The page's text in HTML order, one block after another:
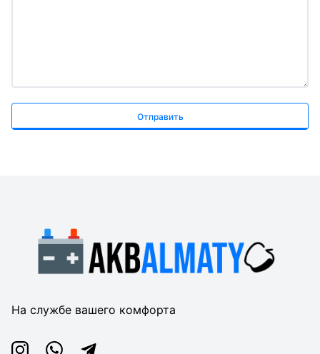
Отправить
На службе вашего комфорта
InstagramWhatsappTelegram